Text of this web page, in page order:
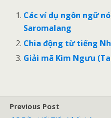
Các ví dụ ngôn ngữ
Saromalang
Chia động từ tiếng
Giải mã Kim Ngưu
Previous Post